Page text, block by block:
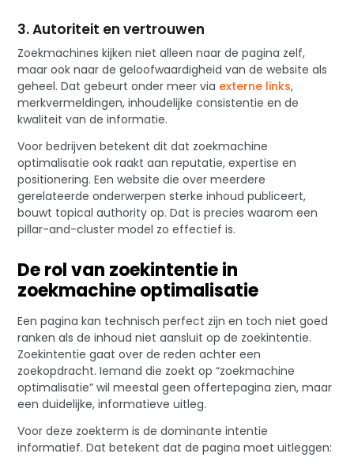
3. Autoriteit en vertrouwen
Zoekmachines kijken niet alleen naar de pagina zelf,
maar ook naar de geloofwaardigheid van de website als
geheel. Dat gebeurt onder meer via externe links,
merkvermeldingen, inhoudelijke consistentie en de
kwaliteit van de informatie.
Voor bedrijven betekent dit dat zoekmachine
optimalisatie ook raakt aan reputatie, expertise en
positionering. Een website die over meerdere
gerelateerde onderwerpen sterke inhoud publiceert,
bouwt topical authority op. Dat is precies waarom een
pillar-and-cluster model zo effectief is.
De rol van zoekintentie in
zoekmachine optimalisatie
Een pagina kan technisch perfect zijn en toch niet goed
ranken als de inhoud niet aansluit op de zoekintentie.
Zoekintentie gaat over de reden achter een
zoekopdracht. Iemand die zoekt op “zoekmachine
optimalisatie” wil meestal geen offertepagina zien, maar
een duidelijke, informatieve uitleg.
Voor deze zoekterm is de dominante intentie
informatief. Dat betekent dat de pagina moet uitleggen: